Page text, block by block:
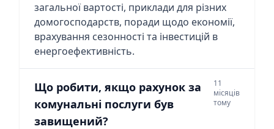
загальної вартості, приклади для різних
домогосподарств, поради щодо економії,
врахування сезонності та інвестицій в
енергоефективність.
Що робити, якщо рахунок за
комунальні послуги був
завищений?
11
місяців
тому